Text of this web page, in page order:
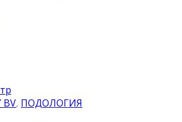
BV, ПОДОЛОГИЯ